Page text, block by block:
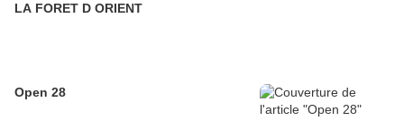
LA FORET D ORIENT
Open 28